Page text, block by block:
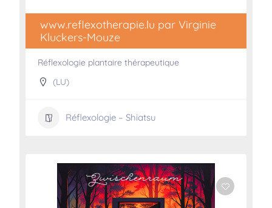
www.reflexotherapie.lu par Virginie
Kluckers-Mouze
Réflexologie plantaire thérapeutique
(LU)
Réflexologie – Shiatsu